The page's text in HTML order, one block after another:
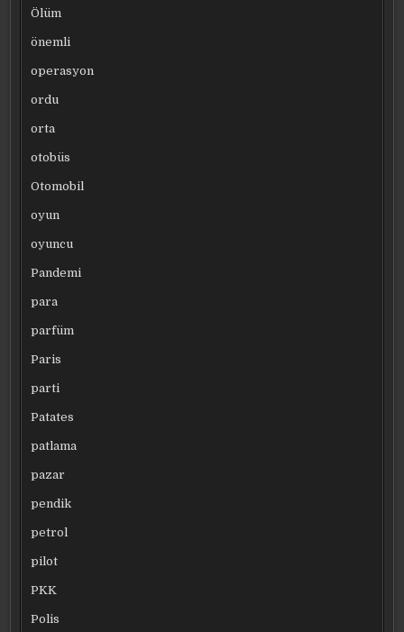
Ölüm
önemli
operasyon
ordu
orta
otobüs
Otomobil
oyun
oyuncu
Pandemi
para
parfüm
Paris
parti
Patates
patlama
pazar
pendik
petrol
pilot
PKK
Polis